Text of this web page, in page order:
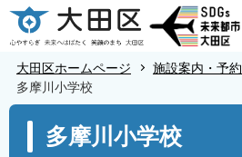
こ
の
ジ
大田区ホームページ 施設案内・予約
多摩川小学校
多摩川小学校